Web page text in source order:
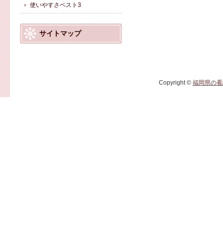
使いやすさベスト3
サイトマップ
Copyright © 福岡県の